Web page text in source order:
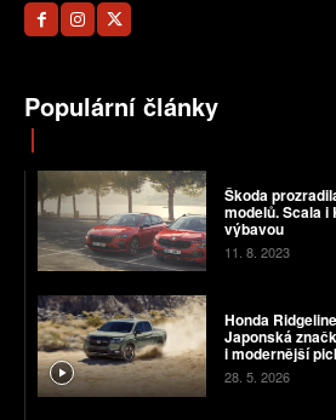
Populární články
Škoda
modelů. Scala
výbavou
11. 8. 2023
Honda
Japonská
i modernější
28. 5. 2026